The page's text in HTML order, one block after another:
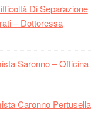
Di Separazione
– Dottoressa
Saronno – Officina
Caronno Pertusella